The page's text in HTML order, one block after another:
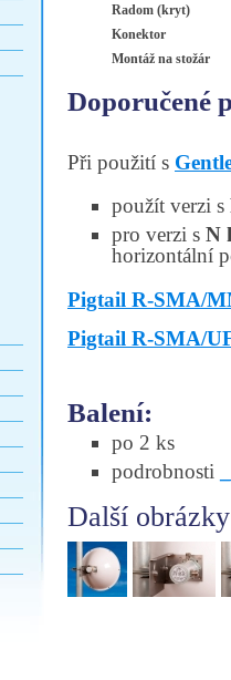
Radom (kryt)
Konektor
Montáž na stožár
Doporučené
Při použití s
použít verzi s
pro verzi s N
horizontální
Pigtail R-SMA/
Pigtail R-SMA/
Balení:
po 2 ks
podrobnosti
Další